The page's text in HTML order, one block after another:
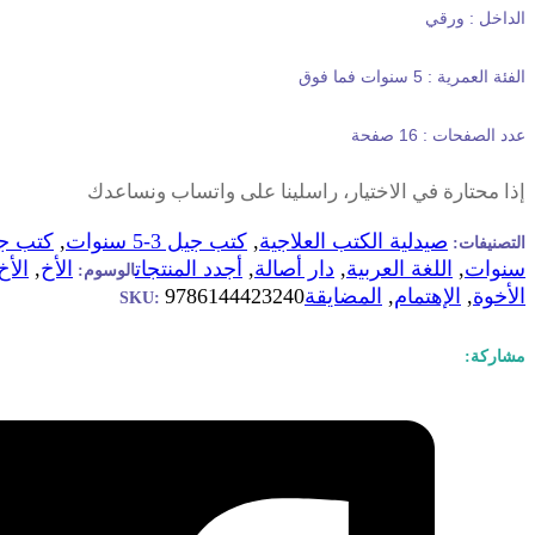
الداخل : ورقي
الفئة العمرية : 5 سنوات فما فوق
عدد الصفحات : 16 صفحة
إذا محتارة في الاختيار، راسلينا على واتساب ونساعدك
التصنيفات: صيدلية الكتب العلاجية, كتب جيل 3-5 سنوات ,
سنوات, اللغة العربية, دار أصالة, أجدد المنتجاتالوسوم: الأخ,
الأخوة, الإهتمام, المضايقة SKU: 9786144423240
مشاركة: